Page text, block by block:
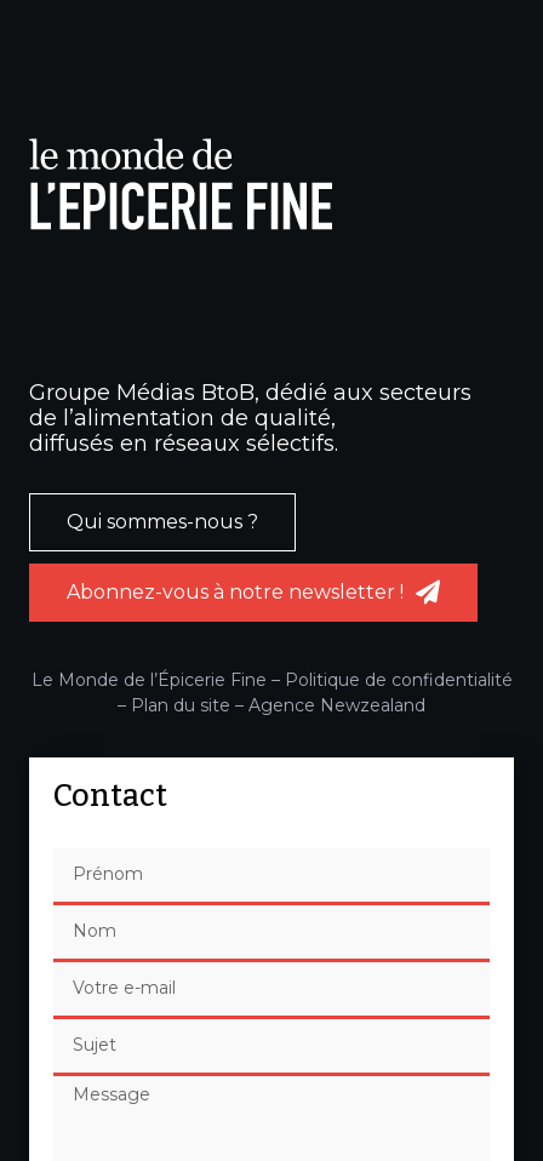
Groupe Médias BtoB, dédié aux secteurs
de l’alimentation de qualité,
diffusés en réseaux sélectifs.
Qui sommes-nous ?
Abonnez-vous à notre newsletter !
Le Monde de l’Épicerie Fine – Politique de confidentialité
– Plan du site – Agence Newzealand
Contact